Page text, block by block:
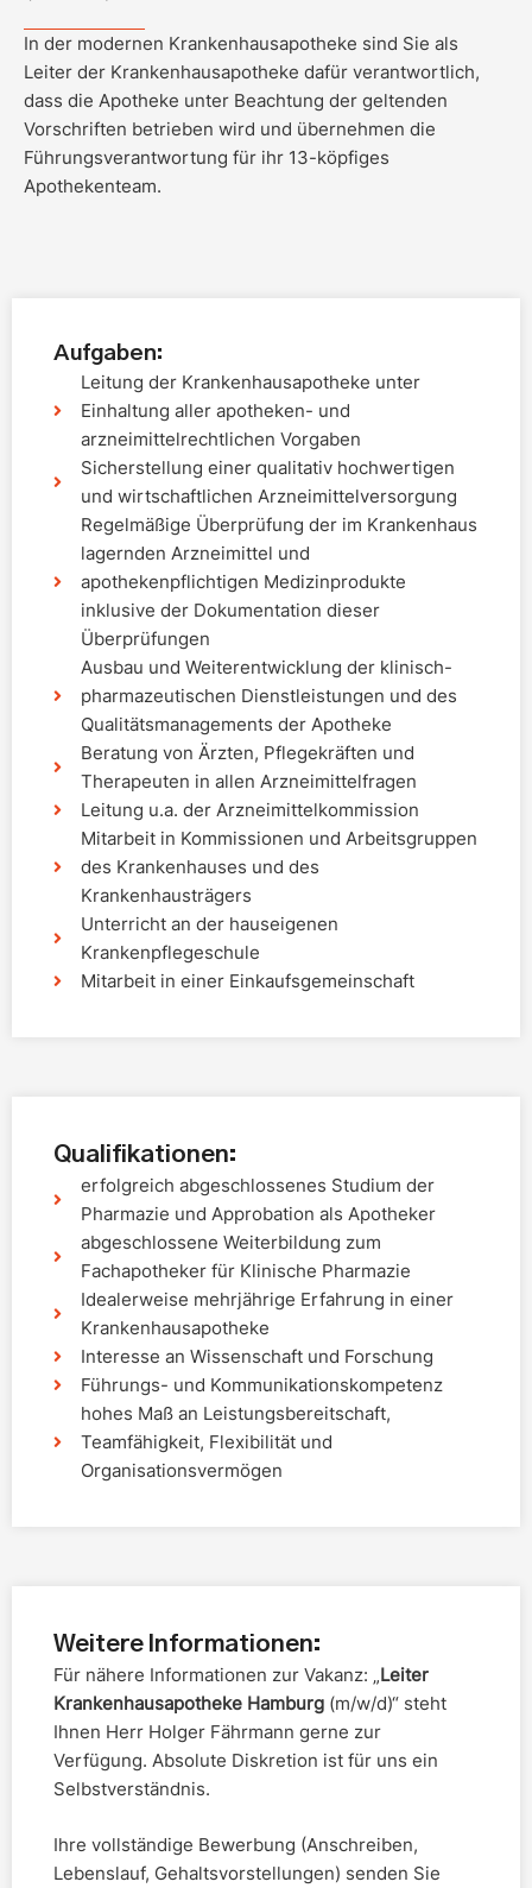
In der modernen Krankenhausapotheke sind Sie als
Leiter der Krankenhausapotheke dafür verantwortlich,
dass die Apotheke unter Beachtung der geltenden
Vorschriften betrieben wird und übernehmen die
Führungsverantwortung für ihr 13-köpfiges
Apothekenteam.
Aufgaben:
Leitung der Krankenhausapotheke unter
Einhaltung aller apotheken- und
arzneimittelrechtlichen Vorgaben
Sicherstellung einer qualitativ hochwertigen
und wirtschaftlichen Arzneimittelversorgung
Regelmäßige Überprüfung der im Krankenhaus
lagernden Arzneimittel und
apothekenpflichtigen Medizinprodukte
inklusive der Dokumentation dieser
Überprüfungen
Ausbau und Weiterentwicklung der klinisch-
pharmazeutischen Dienstleistungen und des
Qualitätsmanagements der Apotheke
Beratung von Ärzten, Pflegekräften und
Therapeuten in allen Arzneimittelfragen
Leitung u.a. der Arzneimittelkommission
Mitarbeit in Kommissionen und Arbeitsgruppen
des Krankenhauses und des
Krankenhausträgers
Unterricht an der hauseigenen
Krankenpflegeschule
Mitarbeit in einer Einkaufsgemeinschaft
Qualifikationen:
erfolgreich abgeschlossenes Studium der
Pharmazie und Approbation als Apotheker
abgeschlossene Weiterbildung zum
Fachapotheker für Klinische Pharmazie
Idealerweise mehrjährige Erfahrung in einer
Krankenhausapotheke
Interesse an Wissenschaft und Forschung
Führungs- und Kommunikationskompetenz
hohes Maß an Leistungsbereitschaft,
Teamfähigkeit, Flexibilität und
Organisationsvermögen
Weitere Informationen:
Für nähere Informationen zur Vakanz: „Leiter
Krankenhausapotheke Hamburg (m/w/d)“ steht
Ihnen Herr Holger Fährmann gerne zur
Verfügung. Absolute Diskretion ist für uns ein
Selbstverständnis.
Ihre vollständige Bewerbung (Anschreiben,
Lebenslauf, Gehaltsvorstellungen) senden Sie